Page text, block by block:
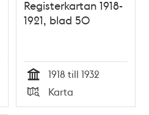
Registerkartan 1918-
1921, blad 50
Tid
1918 till 1932
Typ
Karta